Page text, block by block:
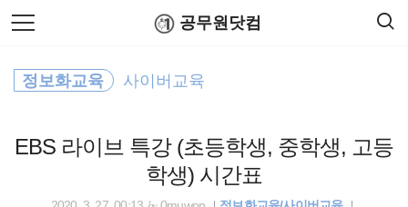
본
문
로
공무원닷컴
EBS 라이브 특강 (초등학생, 중학생, 고등
학생) 시간표
정보화교육 사이버교육
검
색
홈택스
윈도우
법령해석